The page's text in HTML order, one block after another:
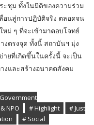
ะชุม ทั้งในมิติของความร่วม
อนสู่การปฏิบัติจริง ตลอดจน
ม่ ๆ ที่จะเข้ามาตอบโจทย์
งตรงจุด ทั้งนี้ สถาบันฯ มุ่ง
ายที่เกิดขึ้นในครั้งนี้ จะเป็น
และสร้างอนาคตสังคม
NPO # Highlight
# Just
# Social